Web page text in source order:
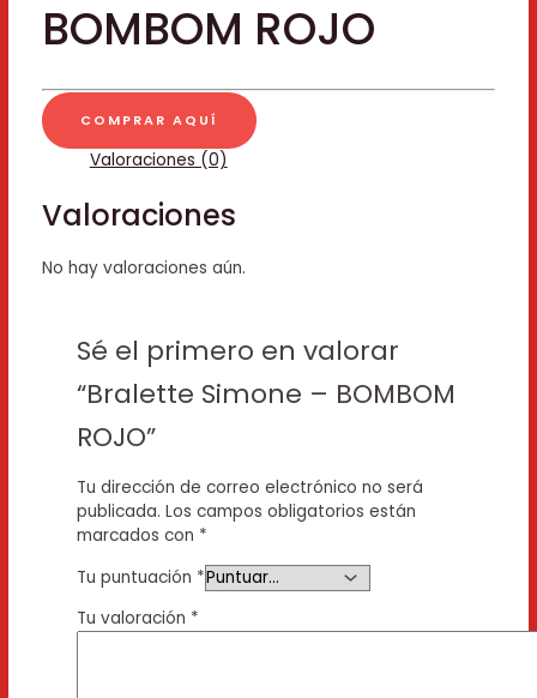
BOMBOM ROJO
COMPRAR AQUÍ
Valoraciones (0)
Valoraciones
No hay valoraciones aún.
Sé el primero en valorar
“Bralette Simone – BOMBOM
ROJO”
Tu dirección de correo electrónico no será
publicada. Los campos obligatorios están
marcados con *
Tu puntuación *
Tu valoración *